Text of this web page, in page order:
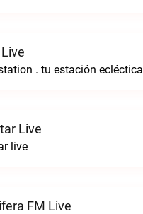
. tu estación
Live
live
FM Live